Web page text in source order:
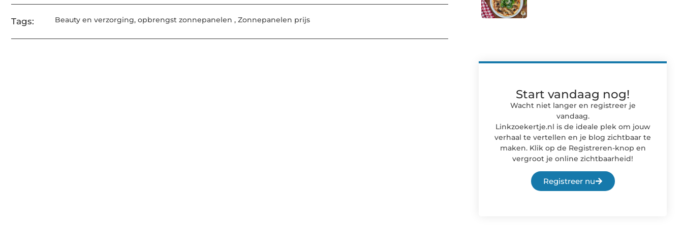
Tags: Beauty en verzorging, opbrengst zonnepanelen , Zonnepanelen prijs
Start vandaag nog!
Wacht niet langer en registreer je
vandaag.
Linkzoekertje.nl is de ideale plek om jouw
verhaal te vertellen en je blog zichtbaar te
maken. Klik op de Registreren-knop en
vergroot je online zichtbaarheid!
Registreer nu